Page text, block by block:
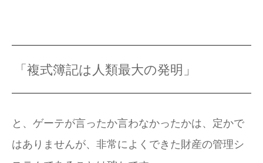
「複式簿記は人類最大の発明」
と、ゲーテが言ったか言わなかったかは、定かで
はありませんが、非常によくできた財産の管理シ